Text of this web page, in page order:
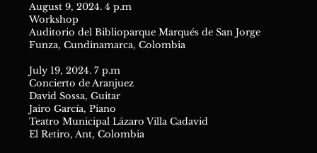
August 9, 2024. 4 p.m
Workshop
Auditorio del Biblioparque Marqués de San Jorge
Funza, Cundinamarca, Colombia
July 19, 2024. 7 p.m
Concierto de Aranjuez
David Sossa, Guitar
Jairo García, Piano
Teatro Municipal Lázaro Villa Cadavid
El Retiro, Ant, Colombia